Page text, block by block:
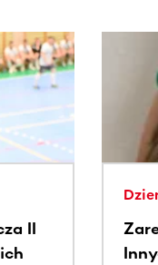
w poziomie. Użyj
II